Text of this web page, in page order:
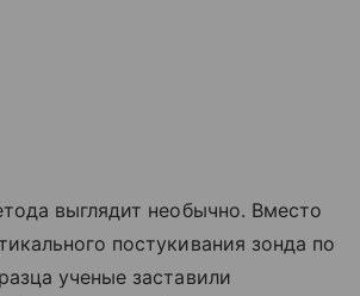
выглядит необычно. Вместо
постукивания зонда по
ученые заставили